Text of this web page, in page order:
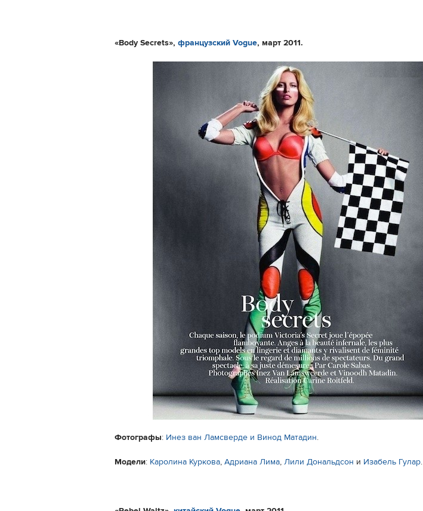
«Body Secrets», французский Vogue, март 2011.
Фотографы: Инез ван Ламсверде и Винод Матадин.
Модели: Каролина Куркова, Адриана Лима, Лили Дональдсон и Изабель Гулар.